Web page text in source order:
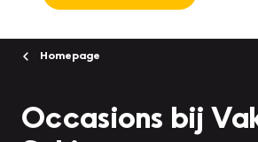
Homepage
Occasions bij